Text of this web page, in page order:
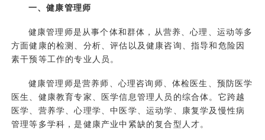
一、健康管理师
健康管理师是从事个体和群体，从营养、心理、运动等多
方面健康的检测、分析、评估以及健康咨询、指导和危险因
素干预等工作的专业人员。
健康管理师是营养师、心理咨询师、体检医生、预防医学
医生、健康教育专家、医学信息管理人员的综合体。它跨越
医学、营养学、心理学、中医学、运动学、康复学及慢性病
管理等多学科，是健康产业中紧缺的复合型人才。